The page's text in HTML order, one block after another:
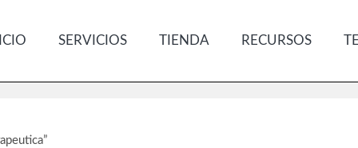
SERVICIOS TIENDA RECURSOS